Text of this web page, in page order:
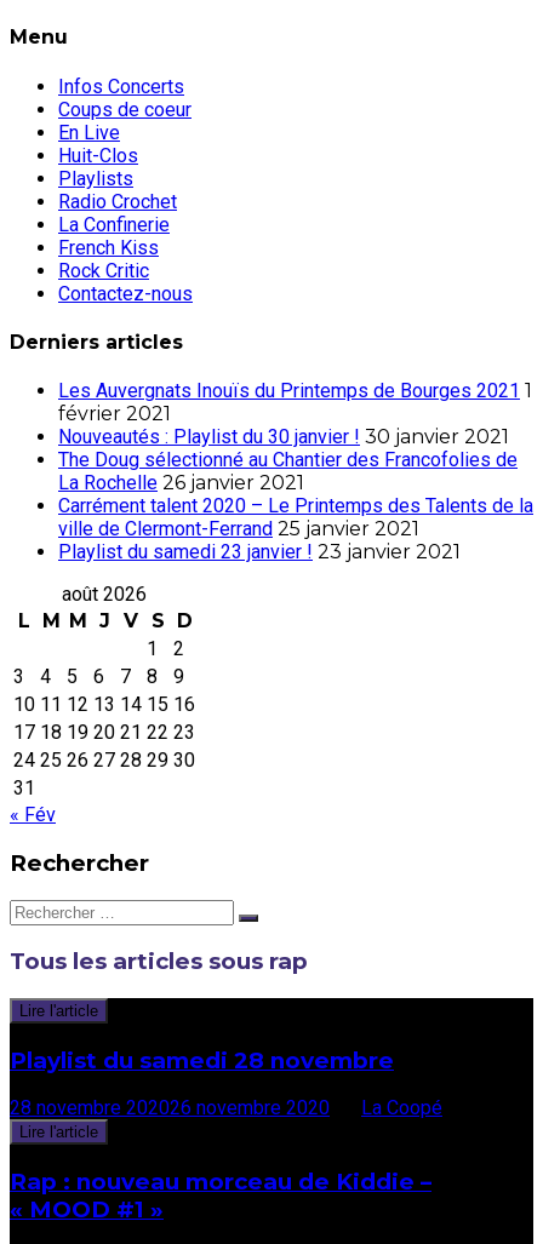
Menu
Infos Concerts
Coups de coeur
En Live
Huit-Clos
Playlists
Radio Crochet
La Confinerie
French Kiss
Rock Critic
Contactez-nous
Derniers articles
Les Auvergnats Inouïs du Printemps de Bourges 2021 1
février 2021
Nouveautés : Playlist du 30 janvier ! 30 janvier 2021
The Doug sélectionné au Chantier des Francofolies de
La Rochelle 26 janvier 2021
Carrément talent 2020 – Le Printemps des Talents de la
ville de Clermont-Ferrand 25 janvier 2021
Playlist du samedi 23 janvier ! 23 janvier 2021
août 2026
L
M M J V S
D
1
2
3
4 5 6 7 8
9
10 11 12 13 14 15 16
17 18 19 20 21 22 23
24 25 26 27 28 29 30
31
« Fév
Rechercher
Rechercher:
Tous les articles sous rap
Lire l'article
Playlist du samedi 28 novembre
28 novembre 202026 novembre 2020 La Coopé
Lire l'article
Rap : nouveau morceau de Kiddie –
« MOOD #1 »